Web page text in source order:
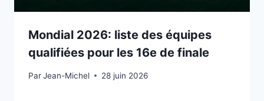
Mondial 2026: liste des équipes
qualifiées pour les 16e de finale
ParJean-Michel
27 juin 2026 28 juin 2026